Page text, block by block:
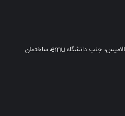
قبرس شمالی، فاماگوستا، خیابان سالامیس، جنب دانشگاه emu، ساختمان